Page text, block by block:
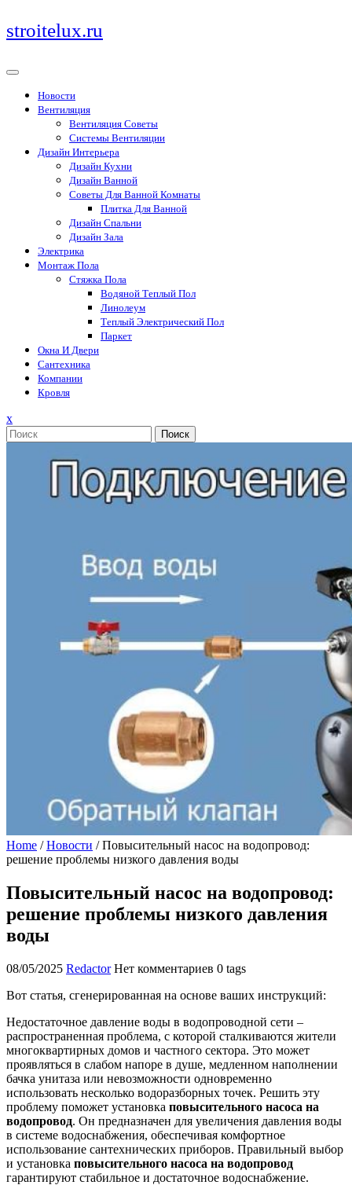
Перейти
к
stroitelux.ru
Новости
Вентиляция
Вентиляция Советы
Системы Вентиляции
Дизайн Интерьера
Дизайн Кухни
Дизайн Ванной
Советы Для Ванной Комнаты
Плитка Для Ванной
Дизайн Спальни
Дизайн Зала
Электрика
Монтаж Пола
Стяжка Пола
Водяной Теплый Пол
Линолеум
Теплый Электрический Пол
Паркет
Окна И Двери
Сантехника
Компании
Кровля
xЗакрыть
меню
Поиск
Home /Новости /Повысительный насос на водопровод:
решение проблемы низкого давления воды
Повысительный насос на водопровод:
решение проблемы низкого давления
воды
08/05/2025 Redactor Нет комментариев 0 tags
Вот статья, сгенерированная на основе ваших инструкций:
Недостаточное давление воды в водопроводной сети –
распространенная проблема, с которой сталкиваются жители
многоквартирных домов и частного сектора. Это может
проявляться в слабом напоре в душе, медленном наполнении
бачка унитаза или невозможности одновременно
использовать несколько водоразборных точек. Решить эту
проблему поможет установка повысительного насоса на
водопровод. Он предназначен для увеличения давления воды
в системе водоснабжения, обеспечивая комфортное
использование сантехнических приборов. Правильный выбор
и установка повысительного насоса на водопровод
гарантируют стабильное и достаточное водоснабжение.